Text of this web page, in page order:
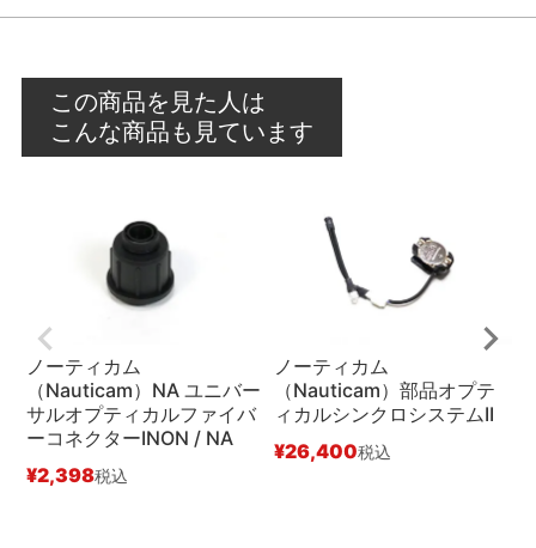
この商品を見た人は
こんな商品も見ています
ノーティカム
（Nauticam）NA ユニバー
サルオプティカルファイバ
ーコネクターINON / NA
¥2,398税込
ノーティカム
（Nauticam）部品オプテ
ィカルシンクロシステムII
¥26,400税込